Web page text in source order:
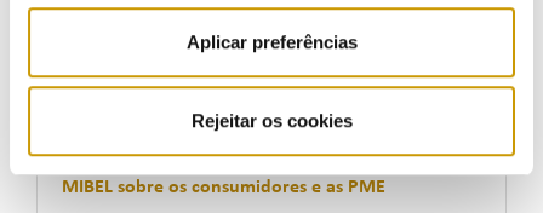
Aplicar preferências
Rejeitar os cookies
05/09/2016
Conselho de Reguladores do MIBEL realizou uma
conferência em Madrid para analisar o impacto do
MIBEL sobre os consumidores e as PME